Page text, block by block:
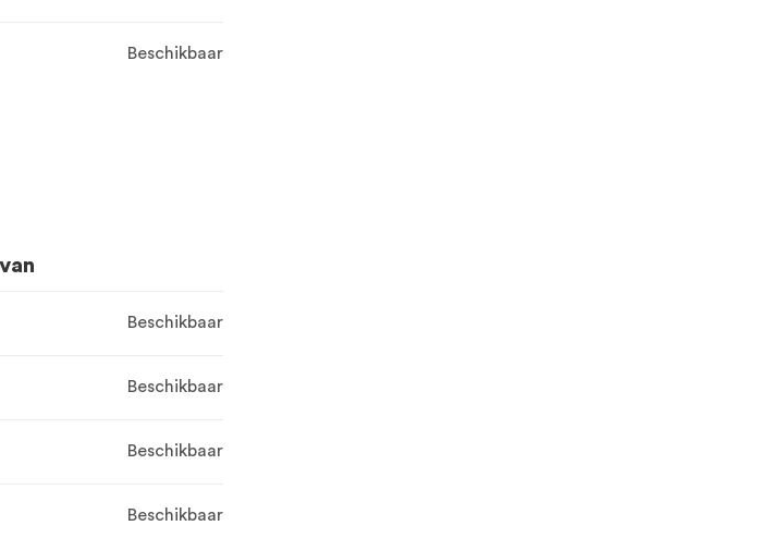
Beschikbaar
Beschikbaar
Beschikbaar
Beschikbaar
Beschikbaar